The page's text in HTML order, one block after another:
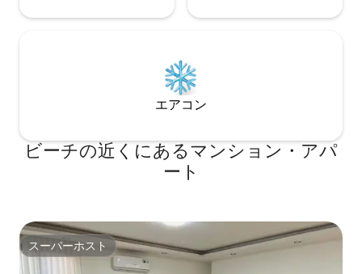
エアコン
ビーチの近くにあるマンション・アパ
ート
スーパーホスト
スーパーホスト